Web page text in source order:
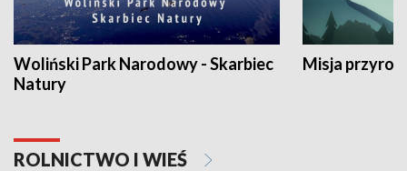
Woliński Park Narodowy - Skarbiec
Natury
Misja
ROLNICTWO I WIEŚ